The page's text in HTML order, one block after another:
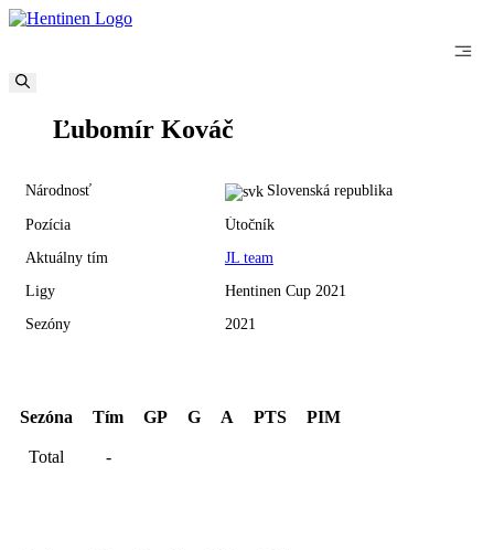
Preskočiť
Ľubomír Kováč
Národnosť Slovenská republika
Pozícia
Útočník
Aktuálny tím
JL team
Ligy
Hentinen Cup 2021
Sezóny
2021
Sezóna Tím GP G A PTS PIM
Total -